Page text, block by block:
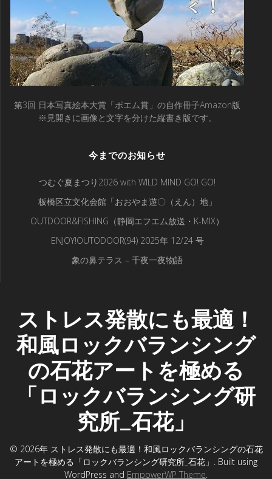
第3回 日本写真絵本大賞「ポエム賞」の自作冊子Amazon版
※見開きに画像と文字を分けた縦書き版です。
今までのお知らせ
つむぐ夏まつり2026 with WILD MIND GO! GO!
板橋区立文化会館「おおやま遊〇（えん）地」
OUTDOOR&FISHING（静岡エフエム放送・K-MIX）
ENJOY!OUTODOOR(94) 2025年 12/24 号
象の鼻テラス – 千夜一夜物語
ストレス発散にも最適！
和風ロックバランシング
の石花アートを極める
「ロックバランシング研
究所_石花」
© 2026年 ストレス発散にも最適！和風ロックバランシングの石花
アートを極める「ロックバランシング研究所_石花」. Built using
WordPress and EmpowerWP Theme.